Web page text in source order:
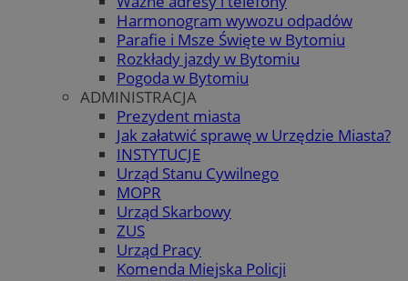
Harmonogram wywozu odpadów
Parafie i Msze Święte w Bytomiu
Rozkłady jazdy w Bytomiu
Pogoda w Bytomiu
ADMINISTRACJA
Prezydent miasta
Jak załatwić sprawę w Urzędzie Miasta?
INSTYTUCJE
Urząd Stanu Cywilnego
MOPR
Urząd Skarbowy
ZUS
Urząd Pracy
Komenda Miejska Policji